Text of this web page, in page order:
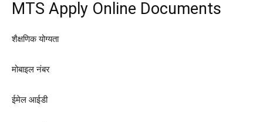
MTS Apply Online Documents
शैक्षणिक योग्यता
मोबाइल नंबर
ईमेल आईडी